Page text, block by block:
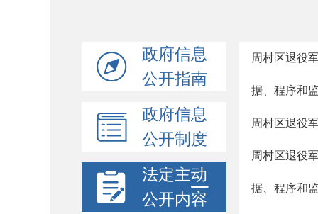
政府信息
公开指南
政府信息
公开制度
法定主动
公开内容
周村区退役
据、程序和
周村区退役
周村区退役
据、程序和